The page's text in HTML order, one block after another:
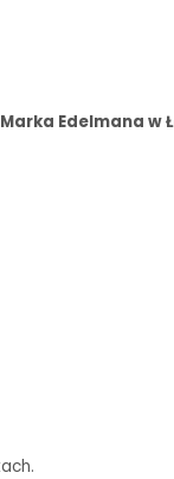
Edelmana w